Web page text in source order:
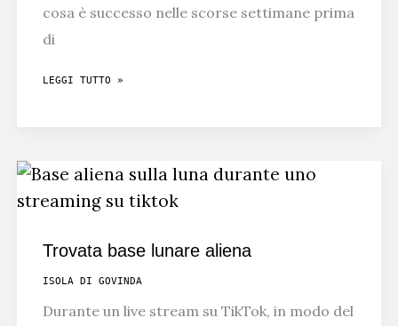
cosa è successo nelle scorse settimane prima
di
GLI
LEGGI TUTTO »
Trovata base lunare aliena
ISOLA DI GOVINDA
Durante un live stream su TikTok, in modo del